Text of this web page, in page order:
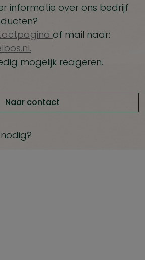
informatie over ons bedrijf
of mail naar:
mogelijk reageren.
Naar contact